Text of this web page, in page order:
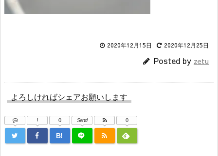
2020年12月15日 2020年12月25日
Posted by zetu
よろしければシェアお願いします
!
B!
0 Send 0